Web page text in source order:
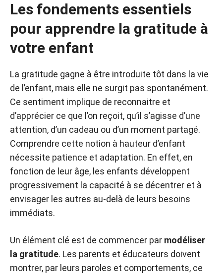
Les fondements essentiels
pour apprendre la gratitude à
votre enfant
La gratitude gagne à être introduite tôt dans la vie
de l’enfant, mais elle ne surgit pas spontanément.
Ce sentiment implique de reconnaitre et
d’apprécier ce que l’on reçoit, qu’il s’agisse d’une
attention, d’un cadeau ou d’un moment partagé.
Comprendre cette notion à hauteur d’enfant
nécessite patience et adaptation. En effet, en
fonction de leur âge, les enfants développent
progressivement la capacité à se décentrer et à
envisager les autres au-delà de leurs besoins
immédiats.
Un élément clé est de commencer par modéliser
la gratitude. Les parents et éducateurs doivent
montrer, par leurs paroles et comportements, ce